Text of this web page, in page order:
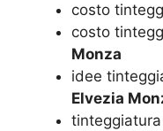
costo
costo
Monza
idee
Elvezia